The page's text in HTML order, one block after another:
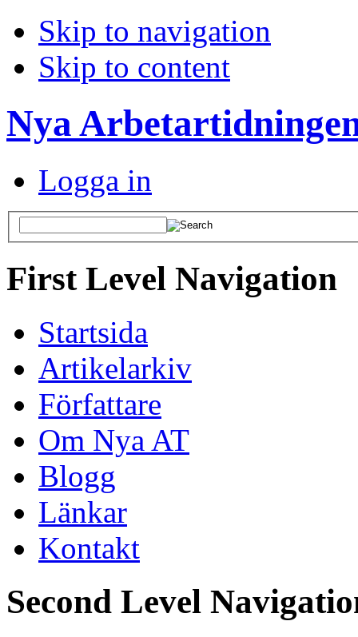
Skip to navigation
Skip to content
Nya
Logga in
First Level Navigation
Startsida
Artikelarkiv
Författare
Om Nya AT
Blogg
Länkar
Kontakt
Second Level